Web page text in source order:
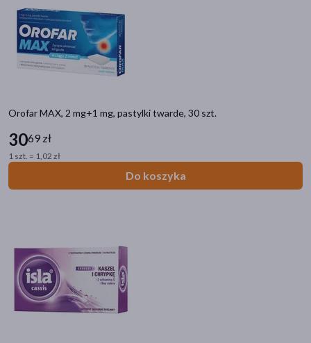
Orofar MAX, 2 mg+1 mg, pastylki twarde, 30 szt.
3069 zł
1 szt. = 1,02 zł
Do koszyka